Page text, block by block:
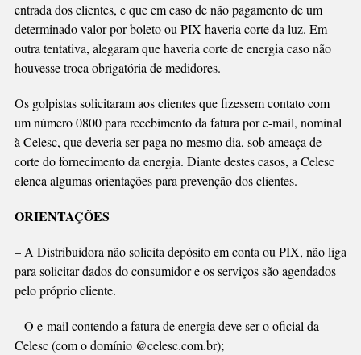
entrada dos clientes, e que em caso de não pagamento de um
determinado valor por boleto ou PIX haveria corte da luz. Em
outra tentativa, alegaram que haveria corte de energia caso não
houvesse troca obrigatória de medidores.
Os golpistas solicitaram aos clientes que fizessem contato com
um número 0800 para recebimento da fatura por e-mail, nominal
à Celesc, que deveria ser paga no mesmo dia, sob ameaça de
corte do fornecimento da energia. Diante destes casos, a Celesc
elenca algumas orientações para prevenção dos clientes.
ORIENTAÇÕES
– A Distribuidora não solicita depósito em conta ou PIX, não liga
para solicitar dados do consumidor e os serviços são agendados
pelo próprio cliente.
– O e-mail contendo a fatura de energia deve ser o oficial da
Celesc (com o domínio @celesc.com.br);